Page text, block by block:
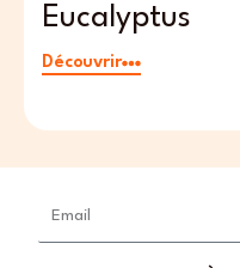
Eucalyptus
Découvrir